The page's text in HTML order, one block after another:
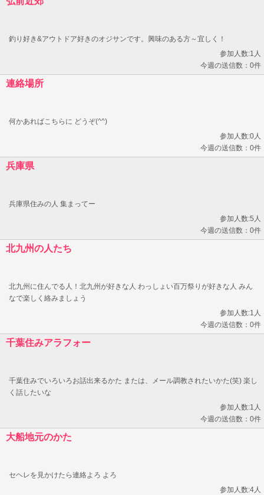
釣り好き&アウトドア好きのオジサンです。興味のある方～宜しく！
参加人数:1人
今週の送信数：0件
連絡場所
何かあればこちらに どうぞ(^^)
参加人数:0人
今週の送信数：0件
兵庫県
兵庫県住みの人 集まってー
参加人数:5人
今週の送信数：0件
北九州の人たち
北九州に住んでる人！北九州が好きな人 わっしょい百万祭りが好きな人 みん
なで楽しく絡みましょう
参加人数:1人
今週の送信数：0件
千葉住みアラフォー
千葉住みでいろいろお話出来るかた または、メール調教されたいかた(笑) 楽し
く話したいな
参加人数:1人
今週の送信数：0件
大船地元のかた
セヘレを見かけたら連絡よろ よろ
参加人数:4人